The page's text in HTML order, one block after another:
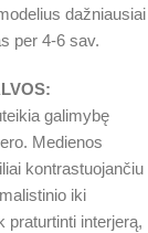
dažniausiai
per 4-6 sav.
galimybę
Medienos
kontrastuojančiu
iki
praturtinti interjerą,